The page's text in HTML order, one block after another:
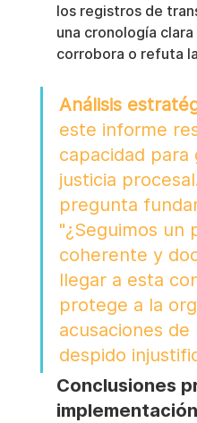
los registros de
una cronología
corrobora o refuta
Análisis
este informe
capacidad para
justicia
pregunta
"¿Seguimos un
coherente y
llegar a esta
protege a la
acusaciones de
despido
Conclusiones
implementación